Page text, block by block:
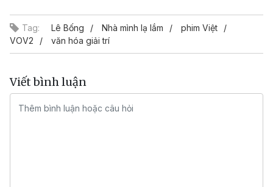
Tag: Lê Bống Nhà mình lạ lắm
phim Việt
VOV2
văn hóa giải trí
Viết bình luận